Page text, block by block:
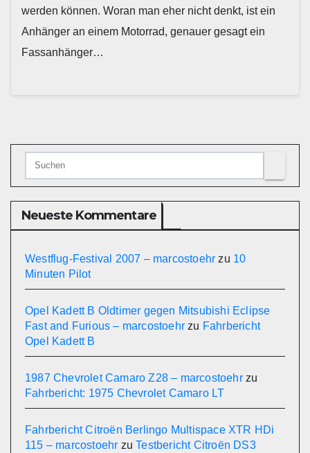
werden können. Woran man eher nicht denkt, ist ein
Anhänger an einem Motorrad, genauer gesagt ein
Fassanhänger…
Neueste Kommentare
Westflug-Festival 2007 – marcostoehr zu 10
Minuten Pilot
Opel Kadett B Oldtimer gegen Mitsubishi Eclipse
Fast and Furious – marcostoehr zu Fahrbericht
Opel Kadett B
1987 Chevrolet Camaro Z28 – marcostoehrzu
Fahrbericht: 1975 Chevrolet Camaro LT
Fahrbericht Citroën Berlingo Multispace XTR HDi
115 – marcostoehr zuTestbericht Citroën DS3